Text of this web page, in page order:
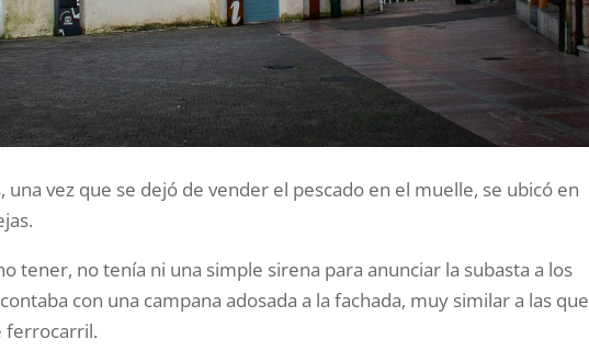
una vez que se dejó de vender el pescado en el muelle, se ubicó en
tener, no tenía ni una simple sirena para anunciar la subasta a los
con una campana adosada a la fachada, muy similar a las que
ferrocarril.